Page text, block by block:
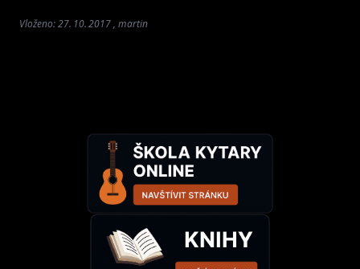
Vloženo: 27. 10. 2017 , martin